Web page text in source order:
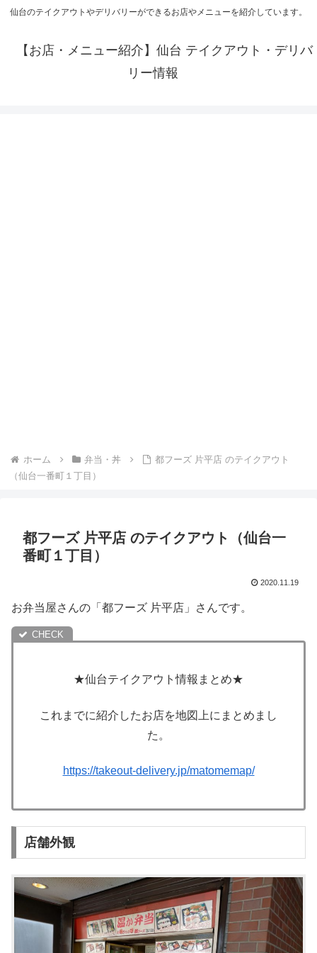
仙台のテイクアウトやデリバリーができるお店やメニューを紹介しています。
【お店・メニュー紹介】仙台 テイクアウト・デリバ
リー情報
ホーム 弁当・丼
都フーズ 片平店 のテイクアウト
（仙台一番町１丁目）
都フーズ 片平店 のテイクアウト（仙台一
番町１丁目）
2020.11.19
お弁当屋さんの「都フーズ 片平店」さんです。
★仙台テイクアウト情報まとめ★
これまでに紹介したお店を地図上にまとめまし
た。
https://takeout-delivery.jp/matomemap/
店舗外観